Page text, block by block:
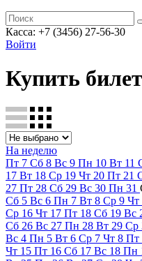
Касса: +7 (3456) 27-56-30
Войти
Купить билет
На неделю
Пт 7 Сб 8 Вс 9 Пн 10 Вт 11
17 Вт 18 Ср 19 Чт 20 Пт 21
27 Пт 28 Сб 29 Вс 30 Пн 31
Сб 5 Вс 6 Пн 7 Вт 8 Ср 9 Чт
Ср 16 Чт 17 Пт 18 Сб 19 Вс
Сб 26 Вс 27 Пн 28 Вт 29 Ср
Вс 4 Пн 5 Вт 6 Ср 7 Чт 8 Пт
Чт 15 Пт 16 Сб 17 Вс 18 Пн